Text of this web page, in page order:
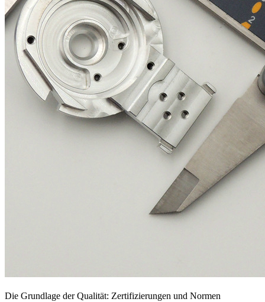
Die Grundlage der Qualität: Zertifizierungen und Normen